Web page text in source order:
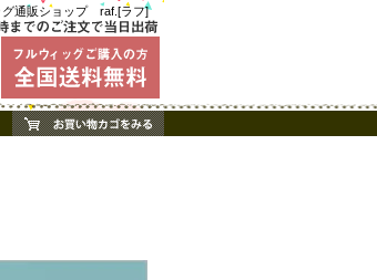
グ通販ショップ raf.[ラフ]